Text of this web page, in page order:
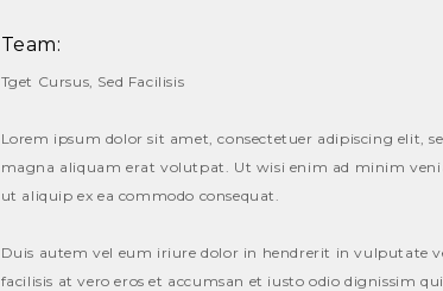
Team:
Tget Cursus, Sed Facilisis
Lorem ipsum dolor sit amet, consectetuer adipiscing elit,
magna aliquam erat volutpat. Ut wisi enim ad minim
ut aliquip ex ea commodo consequat.
Duis autem vel eum iriure dolor in hendrerit in vulputate
facilisis at vero eros et accumsan et iusto odio dignissim